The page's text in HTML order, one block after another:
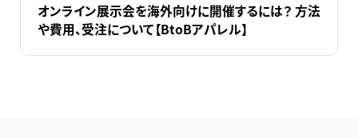
オンライン展示会を海外向けに開催するには？ 方法
や費用、受注について【BtoBアパレル】